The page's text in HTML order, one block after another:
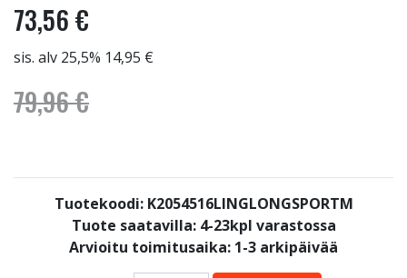
73,56 €
sis. alv 25,5% 14,95 €
79,96 €
Tuotekoodi: K2054516LINGLONGSPORTM
Tuote saatavilla: 4-23kpl varastossa
Arvioitu toimitusaika: 1-3 arkipäivää